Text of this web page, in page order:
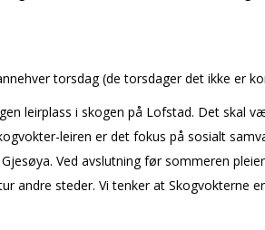
torsdag (de torsdager det ikke er
leirplass i skogen på Lofstad. Det skal
leiren er det fokus på sosialt
Ved avslutning før sommeren
andre steder. Vi tenker at